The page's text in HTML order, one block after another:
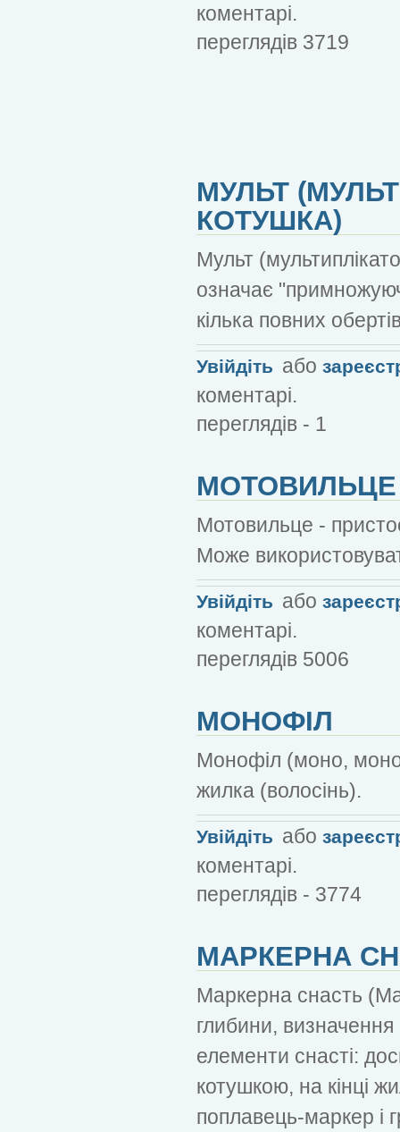
коментарі.
переглядів 3719
МУЛЬТ
КОТУШКА)
Мульт
означає
кілька повних
Увійдіть або
коментарі.
переглядів - 1
МОТОВИЛЬЦЕ
Мотовильце -
Може
Увійдіть або
коментарі.
переглядів 5006
МОНОФІЛ
Монофіл (моно,
жилка (волосінь).
Увійдіть або
коментарі.
переглядів - 3774
МАРКЕРНА
Маркерна снасть
глибини,
елементи снасті:
котушкою, на кінці
поплавець-маркер і